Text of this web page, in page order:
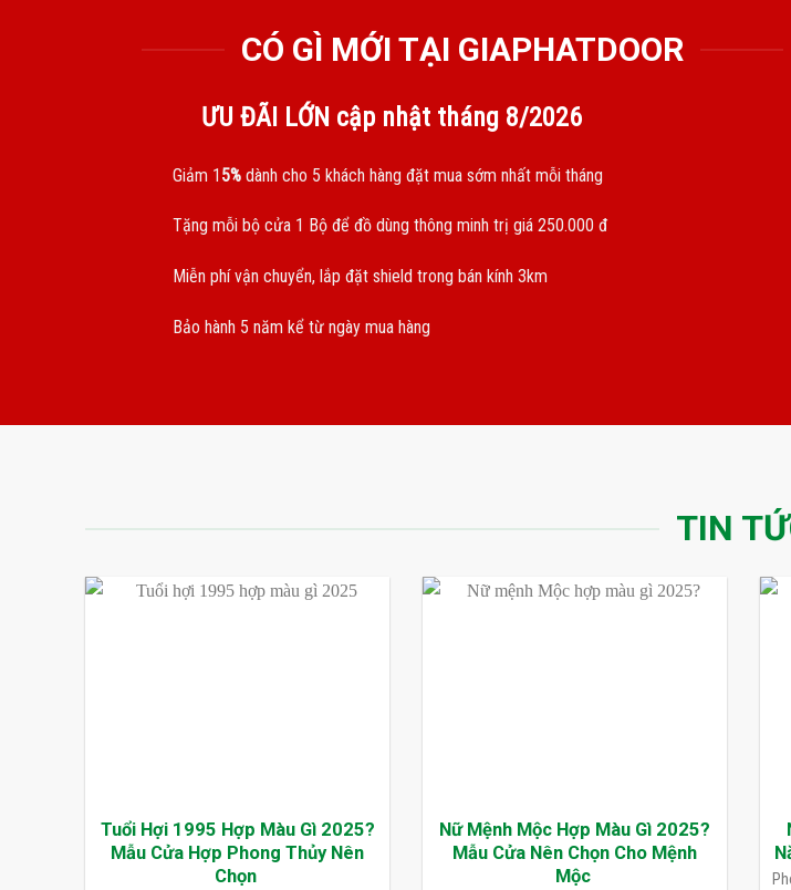
CÓ GÌ MỚI TẠI GIAPHATDOOR
ƯU ĐÃI LỚN cập nhật tháng 8/2026
Giảm 15%dành cho 5 khách hàng đặt mua sớm nhất mỗi tháng
Tặng mỗi bộ cửa 1 Bộ để đồ dùng thông minh trị giá 250.000 đ
Miễn phí vận chuyển, lắp đặt shield trong bán kính 3km
Bảo hành 5 năm kể từ ngày mua hàng
TIN
Tuổi Hợi 1995 Hợp Màu Gì 2025?
Mẫu Cửa Hợp Phong Thủy Nên
Chọn
Nữ Mệnh Mộc Hợp Màu Gì 2025?
Mẫu Cửa Nên Chọn Cho Mệnh
Mộc